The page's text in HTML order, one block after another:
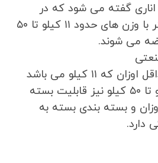
گفته می شود که در
بسته بندی های بزرگتر با وزن های حدود ۱۱ کیلو تا ۵۰
می شوند.
رب انار صنعتی در حداقل اوزان که ۱۱ کیلو می باشد
بسته بندی می شود و تا ۵۰ کیلو نیز قابلیت بسته
و بسته بندی بسته به
دارد.